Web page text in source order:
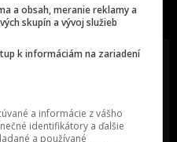
na svete
poznáš niekoho, o kom by sme
mali určite napísať?
a obsah, meranie reklamy a
skupín a vývoj služieb
k informáciám na zariadení
a informácie z vášho
identifikátory a ďalšie
a používané